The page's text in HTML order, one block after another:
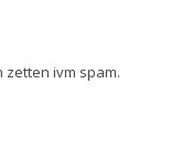
ivm spam.